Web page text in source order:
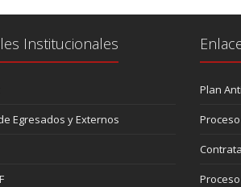
Institucionales
Egresados y Externos
Plan